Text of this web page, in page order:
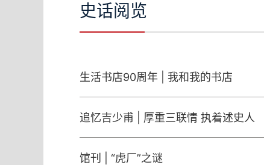
史话阅览
生活书店90周年 | 我和我的书店
追忆吉少甫 | 厚重三联情 执着述史人
馆刊 | “虎厂”之谜